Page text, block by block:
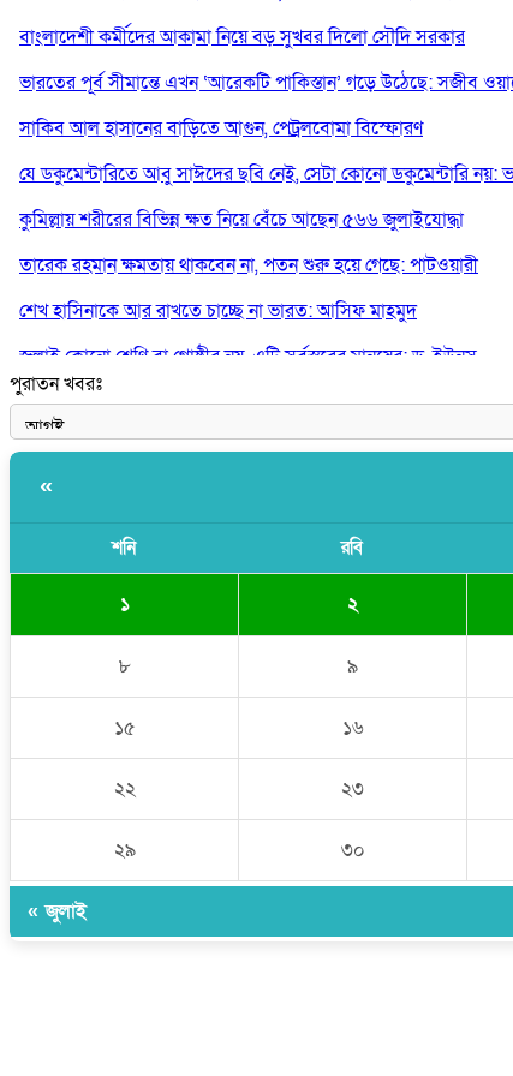
বাংলাদেশী কর্মীদের আকামা নিয়ে বড় সুখবর দিলো সৌদি সরকার
ভারতের পূর্ব সীমান্তে এখন ‘আরেকটি পাকিস্তান’ গড়ে উঠেছে: সজীব
সাকিব আল হাসানের বাড়িতে আগুন, পেট্রলবোমা বিস্ফোরণ
যে ডকুমেন্টারিতে আবু সাঈদের ছবি নেই, সেটা কোনো ডকুমেন্টারি নয়:
কুমিল্লায় শরীরের বিভিন্ন ক্ষত নিয়ে বেঁচে আছেন ৫৬৬ জুলাইযোদ্ধা
তারেক রহমান ক্ষমতায় থাকবেন না, পতন শুরু হয়ে গেছে: পাটওয়ারী
শেখ হাসিনাকে আর রাখতে চাচ্ছে না ভারত: আসিফ মাহমুদ
জুলাই কোনো শ্রেণি বা গোষ্ঠীর নয়, এটি সর্বস্তরের মানুষের: ড. ইউনূস
আলিয়া মাদ্রাসায় ছাত্রদল-শিবির সংঘর্ষ, হাতে পাইপ মাথায় হেলমেট
পুরাতন খবরঃ
«
শনি রবি
১ ২
৮ ৯
১৫ ১৬
২২ ২৩
২৯ ৩০
« জুলাই